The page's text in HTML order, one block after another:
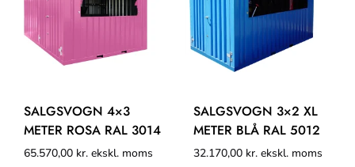
SALGSVOGN 4×3
METER ROSA RAL 3014
65.570,00 kr. ekskl. moms
SALGSVOGN 3×2 XL
METER BLÅ RAL 5012
32.170,00 kr. ekskl. moms